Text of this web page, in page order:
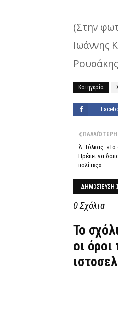
(Στην
Ιωάννης
Κατηγορία
ΠΑΛΑΙΌΤΕΡΗ
Ά. Τόλκας: «Το
Πρέπει να
πολίτες»
ΔΗΜΟΣΊΕΥΣΗ
0 Σχόλια
Το
οι